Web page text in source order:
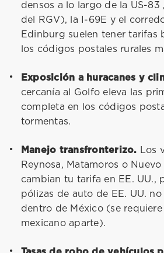
densos a lo largo de la US-
del RGV), la I-69E y el
Edinburg suelen tener tarifas
los códigos postales rurales
Exposición a huracanes y
cercanía al Golfo eleva las
completa en los códigos
tormentas.
Manejo transfronterizo. Los
Reynosa, Matamoros o
cambian tu tarifa en EE. UU.,
pólizas de auto de EE. UU.
dentro de México (se
mexicano aparte).